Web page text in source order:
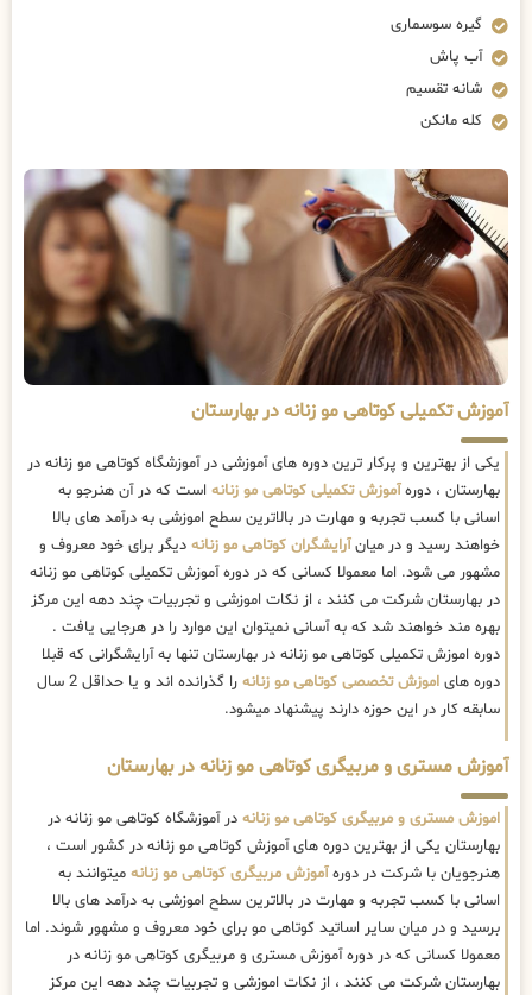
گیره سوسماری
آب پاش
شانه تقسیم
کله مانکن
آموزش تکمیلی کوتاهی مو زنانه در بهارستان
یکی از بهترین و پرکار ترین دوره های آموزشی در آموزشگاه کوتاهی مو زنانه در
بهارستان ، دورهآموزش تکمیلی کوتاهی مو زنانه است که در آن هنرجو به
اسانی با کسب تجربه و مهارت در بالاترین سطح اموزشی به درآمد های بالا
خواهند رسید و در میانآرایشگران کوتاهی مو زنانه دیگر برای خود معروف و
مشهور می شود. اما معمولا کسانی که در دوره آموزش تکمیلی کوتاهی مو زنانه
در بهارستان شرکت می کنند ، از نکات اموزشی و تجربیات چند دهه این مرکز
بهره مند خواهند شد که به آسانی نمیتوان این موارد را در هرجایی یافت .
دوره اموزش تکمیلی کوتاهی مو زنانه در بهارستان تنها به آرایشگرانی که قبلا
دوره های اموزش تخصصی کوتاهی مو زنانه
را گذرانده اند و یا حداقل 2 سال
سابقه کار در این حوزه دارند پیشنهاد میشود.
آموزش مستری و مربیگری کوتاهی مو زنانه در بهارستان
اموزش مستری و مربیگری کوتاهی مو زنانه در آموزشگاه کوتاهی مو زنانه در
بهارستان یکی از بهترین دوره های آموزش کوتاهی مو زنانه در کشور است ،
هنرجویان با شرکت در دورهآموزش مربیگری کوتاهی مو زنانه میتوانند به
اسانی با کسب تجربه و مهارت در بالاترین سطح اموزشی به درآمد های بالا
برسید و در میان سایر اساتید کوتاهی مو برای خود معروف و مشهور شوند. اما
معمولا کسانی که در دوره آموزش مستری و مربیگری کوتاهی مو زنانه در
بهارستان شرکت می کنند ، از نکات اموزشی و تجربیات چند دهه این مرکز